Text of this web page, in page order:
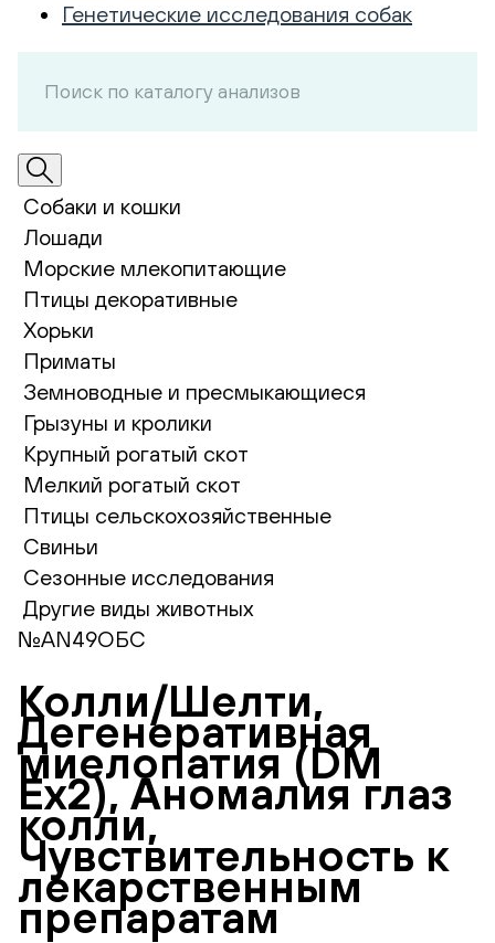
Генетические исследования собак
Собаки и кошки
Лошади
Морские млекопитающие
Птицы декоративные
Хорьки
Приматы
Земноводные и пресмыкающиеся
Грызуны и кролики
Крупный рогатый скот
Мелкий рогатый скот
Птицы сельскохозяйственные
Свиньи
Сезонные исследования
Другие виды животных
№AN49ОБС
Колли/Шелти,
Дегенеративная
миелопатия (DM
Ex2), Аномалия глаз
колли,
Чувствительность к
лекарственным
препаратам